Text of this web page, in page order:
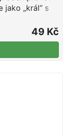
jako „král“ s
háček
49 Kč